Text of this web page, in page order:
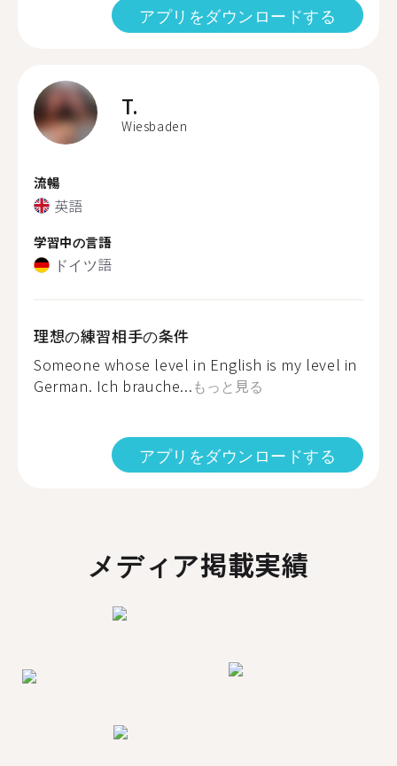
アプリをダウンロードする
T.
Wiesbaden
流暢
英語
学習中の言語
ドイツ語
理想の練習相手の条件
Someone whose level in English is my level in
German. Ich brauche...もっと見る
アプリをダウンロードする
メディア掲載実績